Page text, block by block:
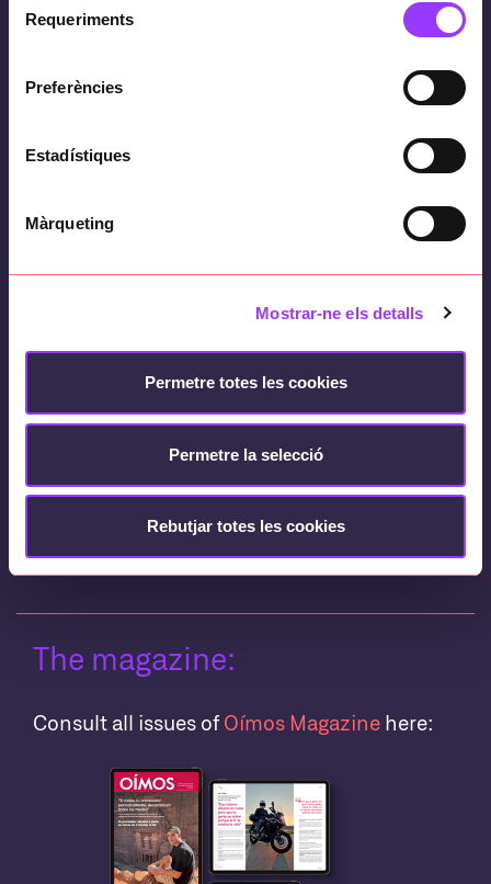
Requeriments
Preferències
Estadístiques
Màrqueting
Mostrar-ne els detalls
Permetre totes les cookies
Permetre la selecció
Rebutjar totes les cookies
How have we done it?
Content writing
Editorial management of interviews and
content
Results provided
The magazine is one of the communication
elementsmost highly valuedby users.
The magazine:
Consult all issues of Oímos Magazine here: